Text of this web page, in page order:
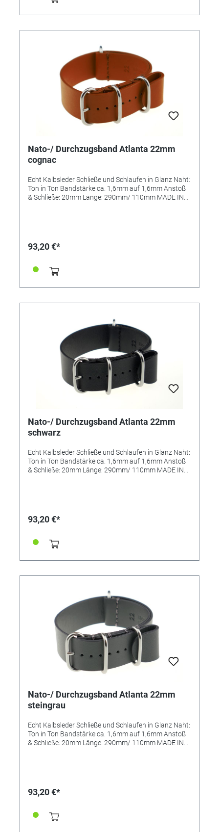
Nato-/ Durchzugsband Atlanta 22mm
cognac
Echt Kalbsleder Schließe und Schlaufen in Glanz Naht:
Ton in Ton Bandstärke ca. 1,6mm auf 1,6mm Anstoß
& Schließe: 20mm Länge: 290mm/ 110mm MADE IN
93,20 €*
Nato-/ Durchzugsband Atlanta 22mm
schwarz
Echt Kalbsleder Schließe und Schlaufen in Glanz Naht:
Ton in Ton Bandstärke ca. 1,6mm auf 1,6mm Anstoß
& Schließe: 20mm Länge: 290mm/ 110mm MADE IN
93,20 €*
Nato-/ Durchzugsband Atlanta 22mm
steingrau
Echt Kalbsleder Schließe und Schlaufen in Glanz Naht:
Ton in Ton Bandstärke ca. 1,6mm auf 1,6mm Anstoß
& Schließe: 20mm Länge: 290mm/ 110mm MADE IN
93,20 €*